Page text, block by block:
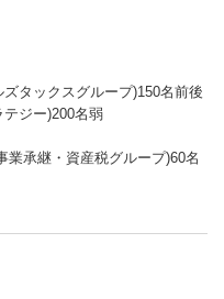
タックスグループ)150名前後
ジー)200名弱
承継・資産税グループ)60名